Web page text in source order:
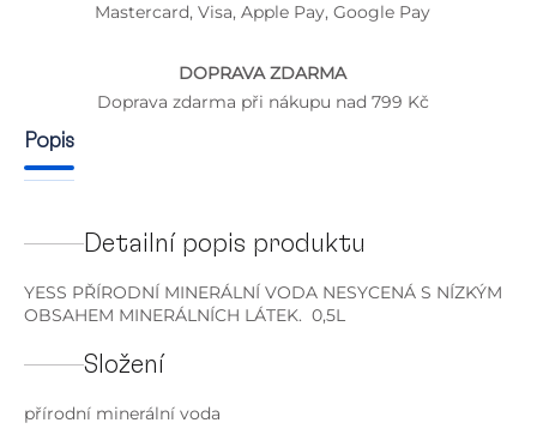
Mastercard, Visa, Apple Pay, Google Pay
DOPRAVA ZDARMA
Doprava zdarma při nákupu nad 799 Kč
Popis
Detailní popis produktu
YESS PŘÍRODNÍ MINERÁLNÍ VODA NESYCENÁ S NÍZKÝM
OBSAHEM MINERÁLNÍCH LÁTEK. 0,5L
Složení
přírodní minerální voda